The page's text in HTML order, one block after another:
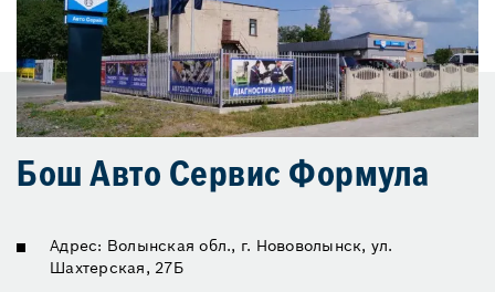
Бош Авто Сервис Формула
Адрес: Волынская обл., г. Нововолынск, ул.
Шахтерская, 27Б